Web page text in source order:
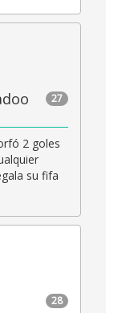
27
2 goles
su fifa
28